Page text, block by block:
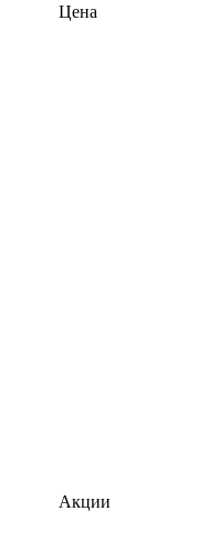
Цена
Акции